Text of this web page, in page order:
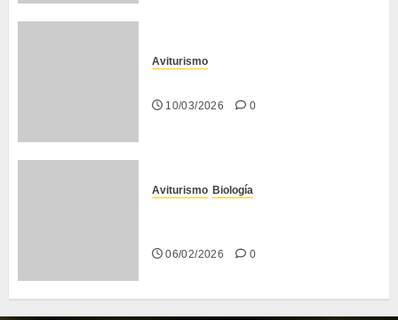
Aviturismo
10/03/2026 0
Aviturismo Biología
06/02/2026 0